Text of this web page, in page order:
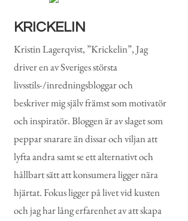
KRICKELIN
Kristin Lagerqvist, ”Krickelin”, Jag
driver en av Sveriges största
livsstils-/inredningsbloggar och
beskriver mig själv främst som motivatör
och inspiratör. Bloggen är av slaget som
peppar snarare än dissar och viljan att
lyfta andra samt se ett alternativt och
hållbart sätt att konsumera ligger nära
hjärtat. Fokus ligger på livet vid kusten
och jag har lång erfarenhet av att skapa